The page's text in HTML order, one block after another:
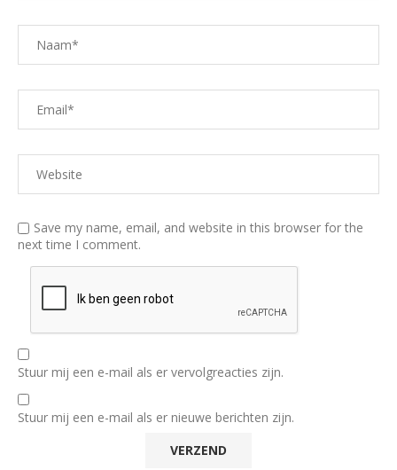
Save my name, email, and website in this browser for the
next time I comment.
Stuur mij een e-mail als er vervolgreacties zijn.
Stuur mij een e-mail als er nieuwe berichten zijn.